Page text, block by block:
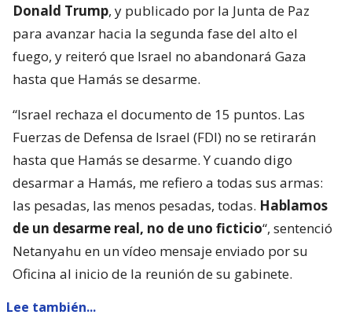
Donald Trump, y publicado por la Junta de Paz
para avanzar hacia la segunda fase del alto el
fuego, y reiteró que Israel no abandonará Gaza
hasta que Hamás se desarme.
“Israel rechaza el documento de 15 puntos. Las
Fuerzas de Defensa de Israel (FDI) no se retirarán
hasta que Hamás se desarme. Y cuando digo
desarmar a Hamás, me refiero a todas sus armas:
las pesadas, las menos pesadas, todas. Hablamos
de un desarme real, no de uno ficticio“, sentenció
Netanyahu en un vídeo mensaje enviado por su
Oficina al inicio de la reunión de su gabinete.
Lee también...